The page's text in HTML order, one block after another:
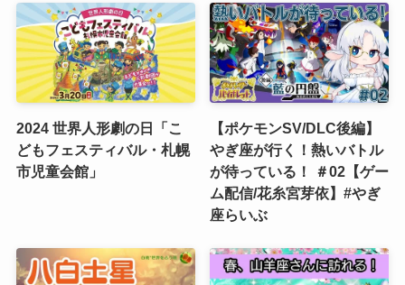
2024 世界人形劇の日「こ
どもフェスティバル・札幌
市児童会館」
【ポケモンSV/DLC後編】
やぎ座が行く！熱いバトル
が待っている！ ＃02【ゲー
ム配信/花糸宮芽依】#やぎ
座らいぶ